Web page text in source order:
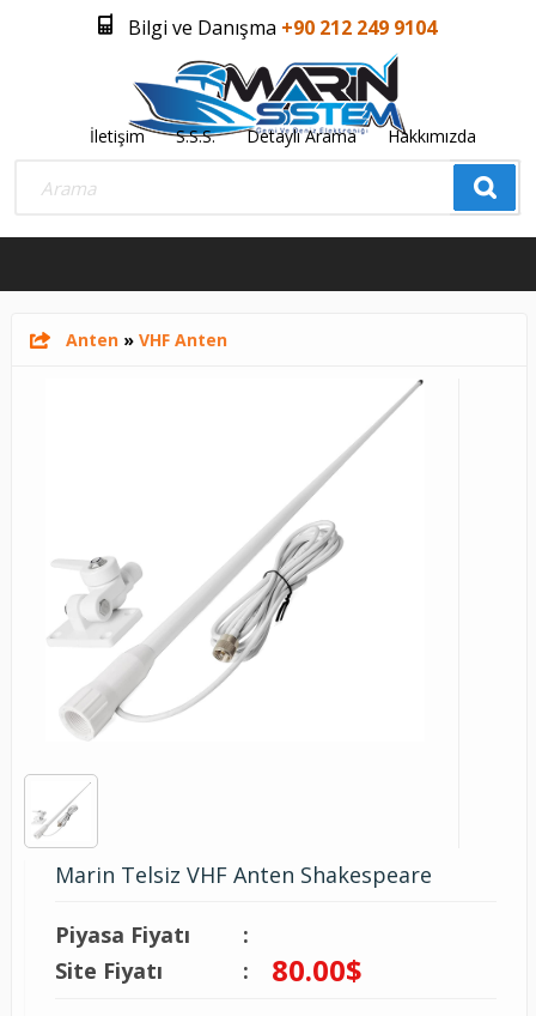
Bilgi ve Danışma +90 212 249 9104
İletişim S.S.S. Detaylı Arama Hakkımızda
Üye Girişi Üye Olmak İstiyorum
Anten» VHF Anten
Marin Telsiz VHF Anten Shakespeare
Piyasa Fiyatı
:
Site Fiyatı
: 80.00$